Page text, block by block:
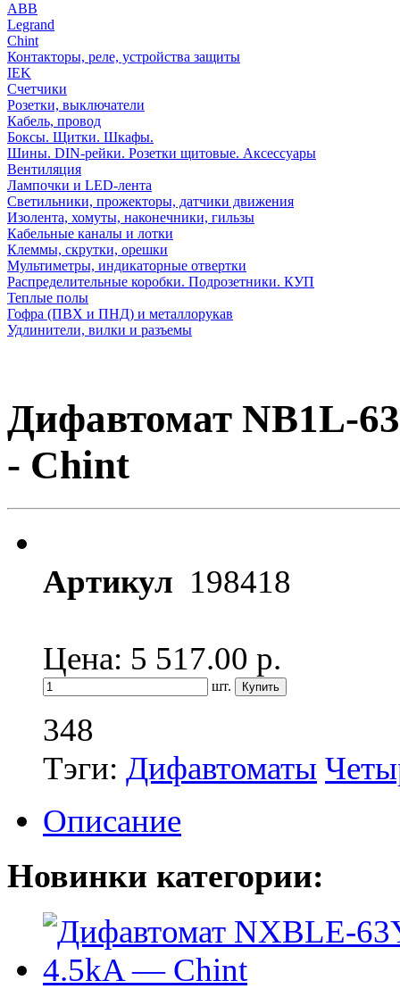
АВВ
Legrand
Chint
Контакторы, реле, устройства защиты
IEK
Счетчики
Розетки, выключатели
Кабель, провод
Боксы. Щитки. Шкафы.
Шины. DIN-рейки. Розетки щитовые. Аксессуары
Вентиляция
Лампочки и LED-лента
Светильники, прожекторы, датчики движения
Изолента, хомуты, наконечники, гильзы
Кабельные каналы и лотки
Клеммы, скрутки, орешки
Мультиметры, индикаторные отвертки
Распределительные коробки. Подрозетники. КУП
Теплые полы
Гофра (ПВХ и ПНД) и металлорукав
Удлинители, вилки и разъемы
Дифавтомат NB1L-
- Chint
Артикул 198418
Цена: 5 517.00 р.
шт.
348
Тэги: Дифавтоматы
Описание
Новинки категории: